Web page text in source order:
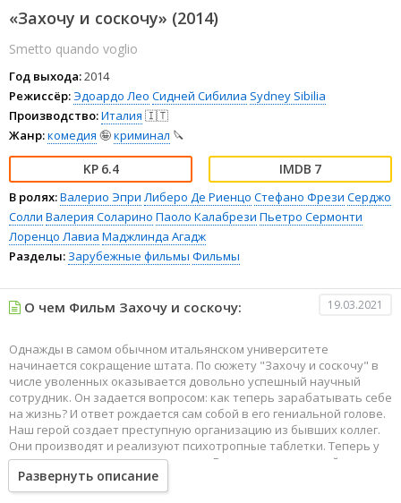
«Захочу и соскочу» (2014)
Smetto quando voglio
Год выхода:2014
Режиссёр: Эдоардо Лео Сидней Сибилиа Sydney Sibilia
Производство:Италия 🇮🇹
Жанр:комедия 🤪криминал 🔪
6.4 7
В ролях:Валерио Эпри Либеро Де Риенцо Стефано Фрези Серджо
Солли Валерия Соларино Паоло Калабрези Пьетро Сермонти
Лоренцо Лавиа Маджлинда Агадж
Разделы: Зарубежные фильмы Фильмы
О чем Фильм Захочу и соскочу: 19.03.2021
Однажды в самом обычном итальянском университете
начинается сокращение штата. По сюжету "Захочу и соскочу" в
числе уволенных оказывается довольно успешный научный
сотрудник. Он задается вопросом: как теперь зарабатывать себе
на жизнь? И ответ рождается сам собой в его гениальной голове.
Наш герой создает преступную организацию из бывших коллег.
Они производят и реализуют психотропные таблетки. Теперь у
них есть слава, деньги и женщины. Вот только наш герой
столкнулся с непредвидимыми трудностями. Оказывается, он
совсем не понимает, как управлять такой организацией.
Развернуть описание